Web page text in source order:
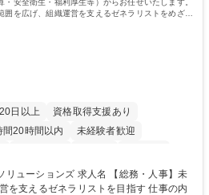
安全衛生・福利厚生等）からお任せいたします。
を広げ、組織運営を支えるゼネラリストをめざせ
日以上
資格取得支援あり
間20時間以内
未経験者歓迎
交通費支給 土日祝休み 寮・社宅あり
人名 【総務・人事】未
えるゼネラリストを目指す 仕事の内